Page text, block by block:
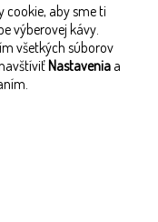
cookie, aby sme ti
výberovej kávy.
všetkých súborov
Nastavenia a